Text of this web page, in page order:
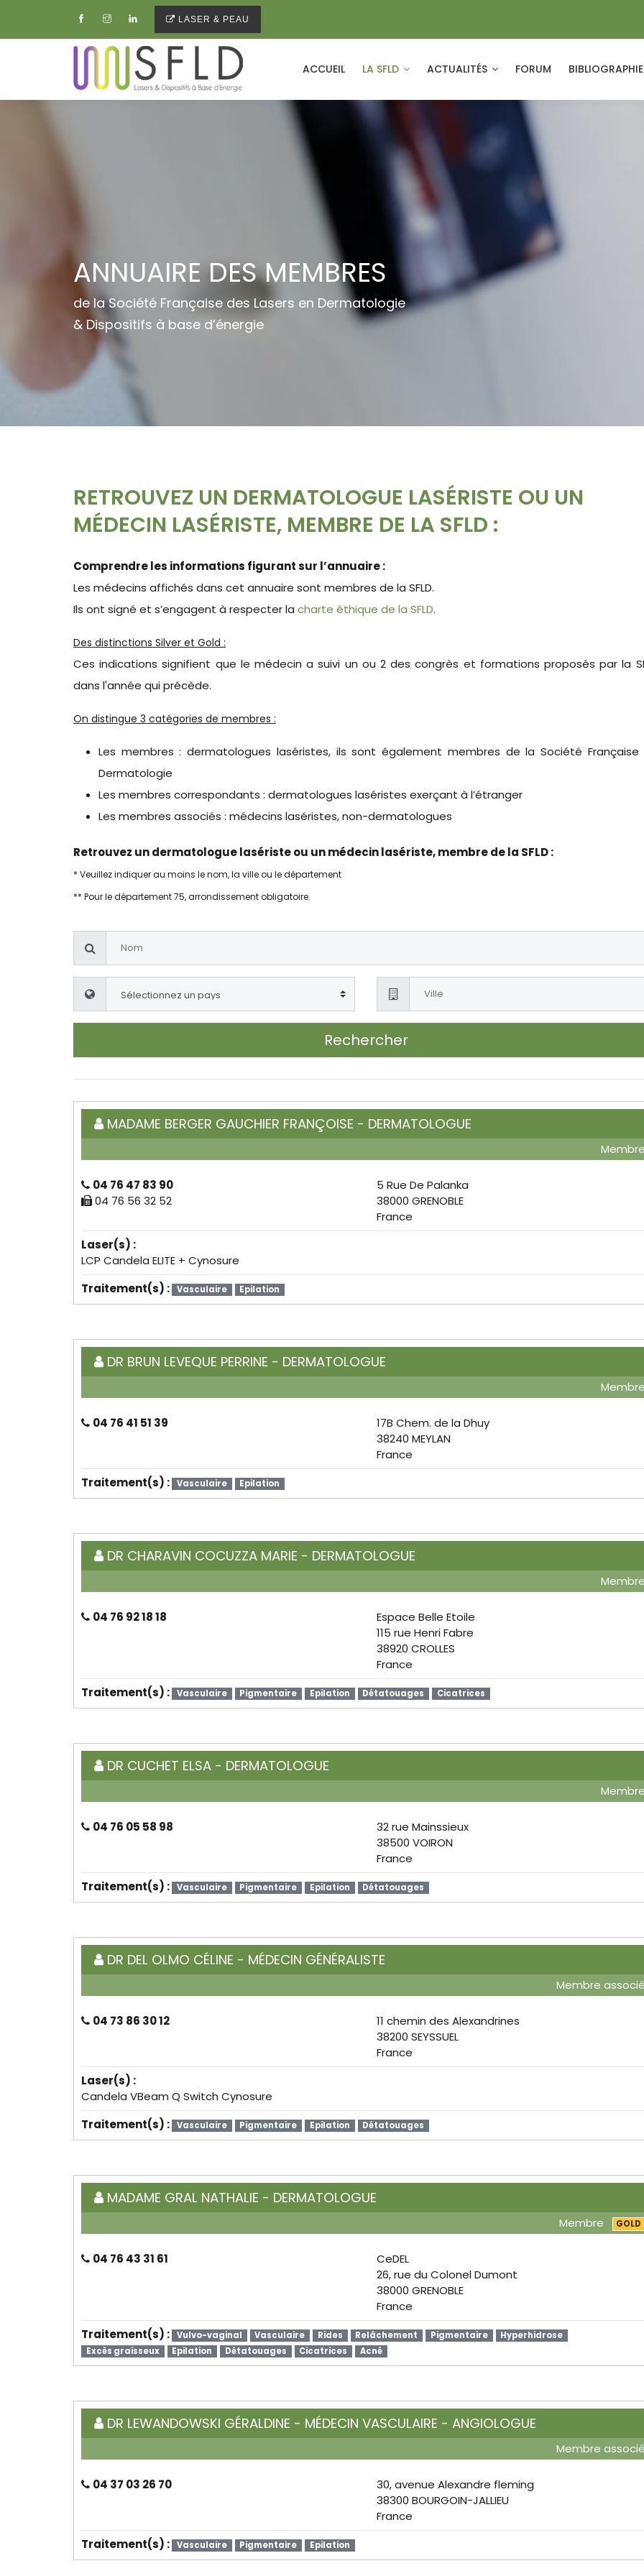
LASER & PEAU
ACCUEIL LA SFLD ACTUALITÉS FORUM BIBLIOGRAPHIE
ANNUAIRE DES MEMBRES
de la Société Française des Lasers en Dermatologie
& Dispositifs à base d’énergie
RETROUVEZ UN DERMATOLOGUE LASÉRISTE OU UN
MÉDECIN LASÉRISTE, MEMBRE DE LA SFLD :
Comprendre les informations figurant sur l’annuaire :
Les médecins affichés dans cet annuaire sont membres de la SFLD.
Ils ont signé et s’engagent à respecter la charte éthique de la SFLD.
Des distinctions Silver et Gold :
Ces indications signifient que le médecin a suivi un ou 2 des congrès et formations proposés par la
dans l'année qui précède.
On distingue 3 catégories de membres :
Les membres : dermatologues laséristes, ils sont également membres de la Société Française
Dermatologie
Les membres correspondants : dermatologues laséristes exerçant à l’étranger
Les membres associés : médecins laséristes, non-dermatologues
Retrouvez un dermatologue lasériste ou un médecin lasériste, membre de la SFLD :
* Veuillez indiquer au moins le nom, la ville ou le département
** Pour le département 75, arrondissement obligatoire.
Rechercher
MADAME BERGER GAUCHIER FRANÇOISE - DERMATOLOGUE
Membre
04 76 47 83 90
04 76 56 32 52
5 Rue De Palanka
38000 GRENOBLE
France
Laser(s) :
LCP Candela ELITE + Cynosure
Traitement(s) :
Vasculaire Epilation
DR BRUN LEVEQUE PERRINE - DERMATOLOGUE
Membre
04 76 41 51 39
17B Chem. de la Dhuy
38240 MEYLAN
France
Traitement(s) :
Vasculaire Epilation
DR CHARAVIN COCUZZA MARIE - DERMATOLOGUE
Membre
04 76 92 18 18
Espace Belle Etoile
115 rue Henri Fabre
38920 CROLLES
France
Traitement(s) :
Vasculaire Pigmentaire Epilation Détatouages Cicatrices
DR CUCHET ELSA - DERMATOLOGUE
Membre
04 76 05 58 98
32 rue Mainssieux
38500 VOIRON
France
Traitement(s) :
Vasculaire Pigmentaire Epilation Détatouages
DR DEL OLMO CÉLINE - MÉDECIN GÉNÉRALISTE
Membre associé
04 73 86 30 12
11 chemin des Alexandrines
38200 SEYSSUEL
France
Laser(s) :
Candela VBeam Q Switch Cynosure
Traitement(s) :
Vasculaire Pigmentaire Epilation Détatouages
MADAME GRAL NATHALIE - DERMATOLOGUE
Membre GOLD
04 76 43 31 61
CeDEL
26, rue du Colonel Dumont
38000 GRENOBLE
France
Traitement(s) :
Vulvo-vaginal Vasculaire Rides Relâchement Pigmentaire
Hyperhidrose
Excès graisseux
Epilation Détatouages Cicatrices Acné
DR LEWANDOWSKI GÉRALDINE - MÉDECIN VASCULAIRE - ANGIOLOGUE
Membre associé
04 37 03 26 70
30, avenue Alexandre fleming
38300 BOURGOIN-JALLIEU
France
Traitement(s) :
Vasculaire Pigmentaire Epilation